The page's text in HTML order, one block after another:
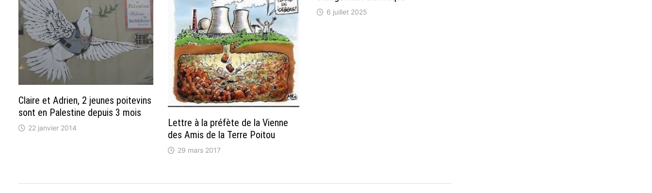
Claire et Adrien, 2 jeunes poitevins
sont en Palestine depuis 3 mois
22 janvier 2014
Lettre à la préfète de la Vienne
des Amis de la Terre Poitou
29 mars 2017
6 juillet 2025